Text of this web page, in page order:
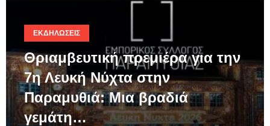
ΕΚΔΗΛΏΣΕΙΣ
Θριαμβευτική πρεμιέρα για την
7η Λευκή Νύχτα στην
Παραμυθιά: Μια βραδιά
γεμάτη…